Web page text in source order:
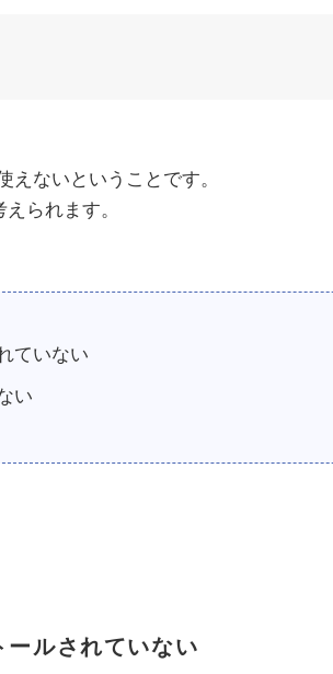
えないということです。
られます。
ていない
い
ルされていない